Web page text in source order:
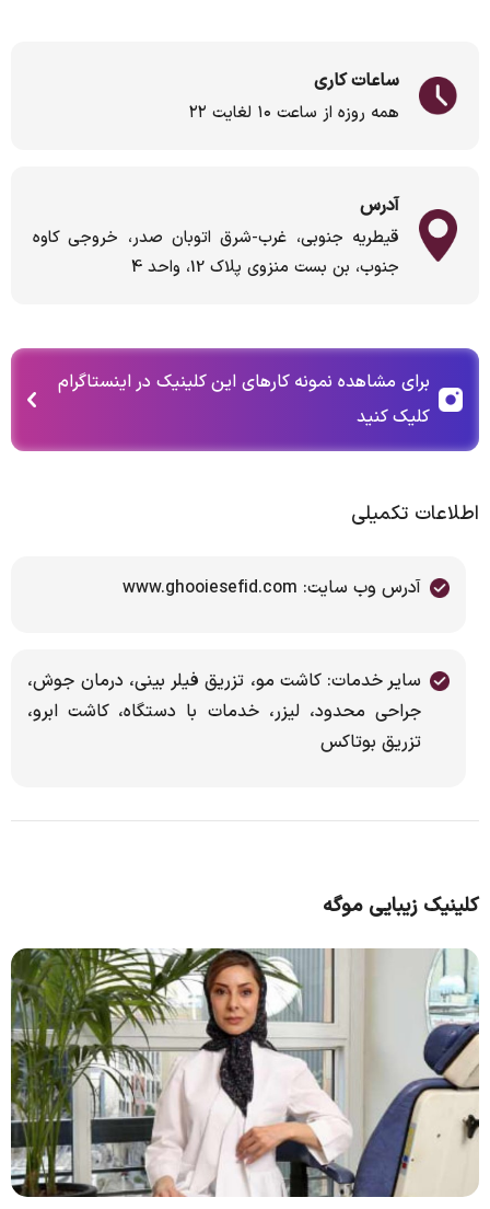
ساعات کاری
همه روزه از ساعت ۱۰ لغایت ۲۲
آدرس
قیطریه جنوبی، غرب-شرق اتوبان صدر، خروجی کاوه
جنوب، بن بست منزوی پلاک 12، واحد 4
برای مشاهده نمونه کارهای این کلینیک در اینستاگرام
کلیک کنید
اطلاعات تکمیلی
آدرس وب سایت: www.ghooiesefid.com
سایر خدمات: کاشت مو، تزریق فیلر بینی، درمان جوش،
جراحی محدود، لیزر، خدمات با دستگاه، کاشت ابرو،
تزریق بوتاکس
کلینیک زیبایی موگه